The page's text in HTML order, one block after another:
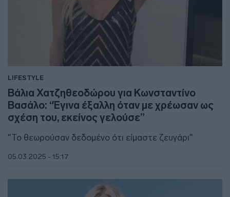
LIFESTYLE
Βάλια Χατζηθεοδώρου για Κωνσταντίνο
Βασάλο: “Έγινα έξαλλη όταν με χρέωσαν ως
σχέση του, εκείνος γελούσε”
"Το θεωρούσαν δεδομένο ότι είμαστε ζευγάρι"
05.03.2025 - 15:17